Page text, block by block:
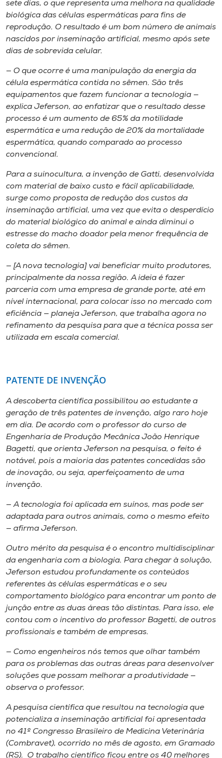
sete dias, o que representa uma melhora na qualidade
biológica das células espermáticas para fins de
reprodução. O resultado é um bom número de animais
nascidos por inseminação artificial, mesmo após sete
dias de sobrevida celular.
— O que ocorre é uma manipulação da energia da
célula espermática contida no sêmen. São três
equipamentos que fazem funcionar a tecnologia —
explica Jeferson, ao enfatizar que o resultado desse
processo é um aumento de 65% da motilidade
espermática e uma redução de 20% da mortalidade
espermática, quando comparado ao processo
convencional.
Para a suinocultura, a invenção de Gatti, desenvolvida
com material de baixo custo e fácil aplicabilidade,
surge como proposta de redução dos custos da
inseminação artificial, uma vez que evita o desperdício
do material biológico do animal e ainda diminui o
estresse do macho doador pela menor frequência de
coleta do sêmen.
— [A nova tecnologia] vai beneficiar muito produtores,
principalmente da nossa região. A ideia é fazer
parceria com uma empresa de grande porte, até em
nível internacional, para colocar isso no mercado com
eficiência — planeja Jeferson, que trabalha agora no
refinamento da pesquisa para que a técnica possa ser
utilizada em escala comercial.
PATENTE DE INVENÇÃO
A descoberta científica possibilitou ao estudante a
geração de três patentes de invenção, algo raro hoje
em dia. De acordo com o professor do curso de
Engenharia de Produção Mecânica João Henrique
Bagetti, que orienta Jeferson na pesquisa, o feito é
notável, pois a maioria das patentes concedidas são
de inovação, ou seja, aperfeiçoamento de uma
invenção.
— A tecnologia foi aplicada em suínos, mas pode ser
adaptada para outros animais, como o mesmo efeito
— afirma Jeferson.
Outro mérito da pesquisa é o encontro multidisciplinar
da engenharia com a biologia. Para chegar à solução,
Jeferson estudou profundamente os conteúdos
referentes às células espermáticas e o seu
comportamento biológico para encontrar um ponto de
junção entre as duas áreas tão distintas. Para isso, ele
contou com o incentivo do professor Bagetti, de outros
profissionais e também de empresas.
— Como engenheiros nós temos que olhar também
para os problemas das outras áreas para desenvolver
soluções que possam melhorar a produtividade —
observa o professor.
A pesquisa científica que resultou na tecnologia que
potencializa a inseminação artificial foi apresentada
no 41º Congresso Brasileiro de Medicina Veterinária
(Combravet), ocorrido no mês de agosto, em Gramado
(RS). O trabalho científico ficou entre os 40 melhores